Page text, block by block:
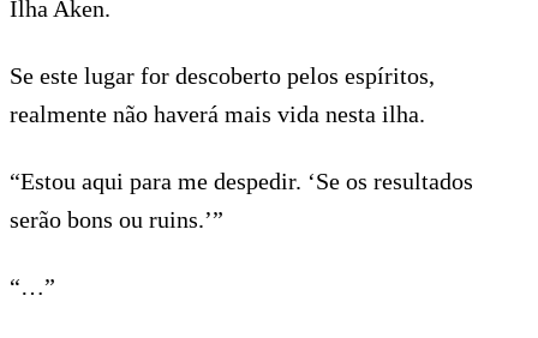
Ilha Aken.
Se este lugar for descoberto pelos espíritos,
realmente não haverá mais vida nesta ilha.
“Estou aqui para me despedir. ‘Se os resultados
serão bons ou ruins.’”
“…”